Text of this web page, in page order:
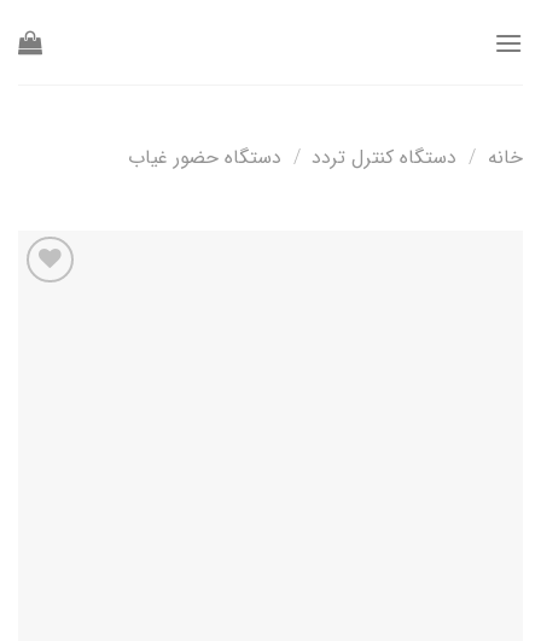
خانه / دستگاه کنترل تردد / دستگاه حضور غیاب